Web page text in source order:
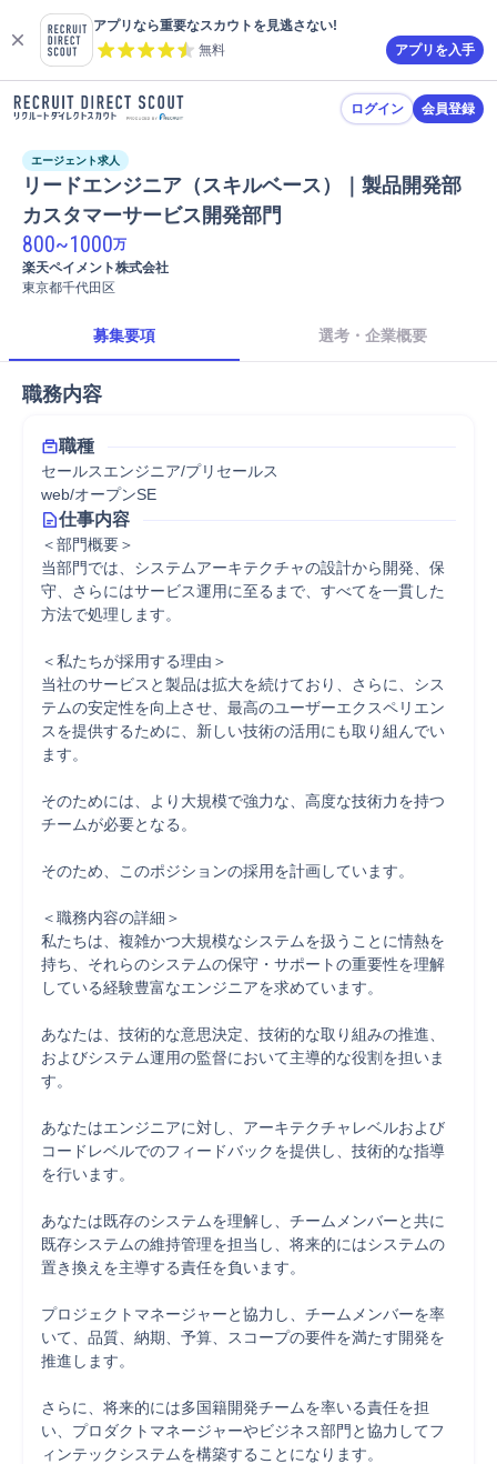
アプリなら重要なスカウトを見逃さない!
無料
アプリを入手
ログイン 会員登録
エージェント求人
リードエンジニア（スキルベース）｜製品開発部
カスタマーサービス開発部門
800~1000万
楽天ペイメント株式会社
東京都千代田区
募集要項 選考・企業概要
職務内容
職種
セールスエンジニア/プリセールス
web/オープンSE
仕事内容
＜部門概要＞
当部門では、システムアーキテクチャの設計から開発、保
守、さらにはサービス運用に至るまで、すべてを一貫した
方法で処理します。
＜私たちが採用する理由＞
当社のサービスと製品は拡大を続けており、さらに、シス
テムの安定性を向上させ、最高のユーザーエクスペリエン
スを提供するために、新しい技術の活用にも取り組んでい
ます。
そのためには、より大規模で強力な、高度な技術力を持つ
チームが必要となる。
そのため、このポジションの採用を計画しています。
＜職務内容の詳細＞
私たちは、複雑かつ大規模なシステムを扱うことに情熱を
持ち、それらのシステムの保守・サポートの重要性を理解
している経験豊富なエンジニアを求めています。
あなたは、技術的な意思決定、技術的な取り組みの推進、
およびシステム運用の監督において主導的な役割を担いま
す。
あなたはエンジニアに対し、アーキテクチャレベルおよび
コードレベルでのフィードバックを提供し、技術的な指導
を行います。
あなたは既存のシステムを理解し、チームメンバーと共に
既存システムの維持管理を担当し、将来的にはシステムの
置き換えを主導する責任を負います。
プロジェクトマネージャーと協力し、チームメンバーを率
いて、品質、納期、予算、スコープの要件を満たす開発を
推進します。
さらに、将来的には多国籍開発チームを率いる責任を担
い、プロダクトマネージャーやビジネス部門と協力してフ
ィンテックシステムを構築することになります。